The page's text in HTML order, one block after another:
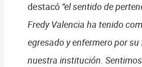
destacó “el sentido de
Fredy Valencia ha tenido
egresado y enfermero por
nuestra institución.